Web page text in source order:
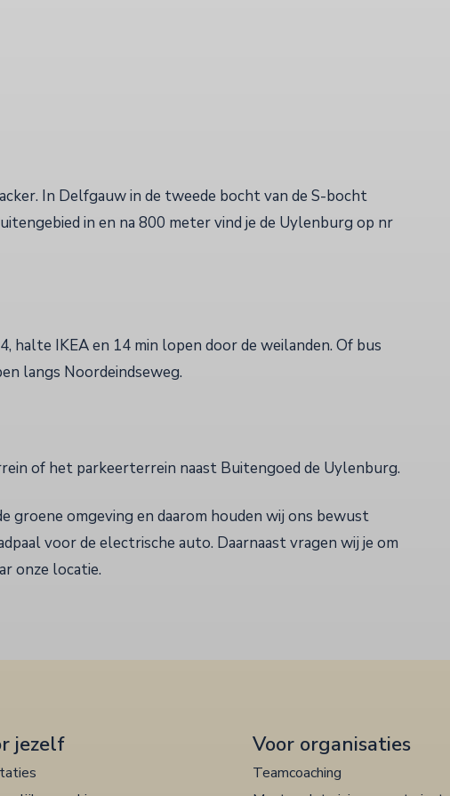
In Delfgauw in de tweede bocht van de S-bocht
in en na 800 meter vind je de Uylenburg op nr
IKEA en 14 min lopen door de weilanden. Of bus
langs Noordeindseweg.
of het parkeerterrein naast Buitengoed de Uylenburg.
omgeving en daarom houden wij ons bewust
voor de electrische auto. Daarnaast vragen wij je om
onze locatie.
jezelf Voor organisaties
Teamcoaching